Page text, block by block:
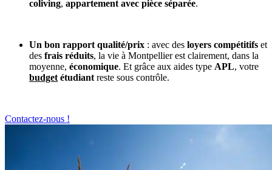
coliving, appartement avec pièce séparée.
Un bon rapport qualité/prix : avec des loyers compétitifs et
des frais réduits, la vie à Montpellier est clairement, dans la
moyenne, économique. Et grâce aux aides type APL, votre
budget étudiant reste sous contrôle.
Contactez-nous !